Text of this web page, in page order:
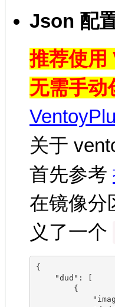
Json 配
推荐使用
无需手动
关于
首先参考
在镜像
义了一个
{
    "dud": [
        {